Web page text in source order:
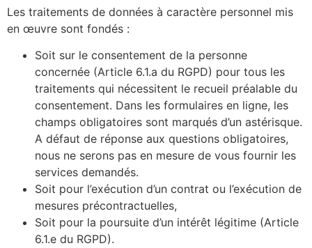
Les traitements de données à caractère personnel mis
en œuvre sont fondés :
Soit sur le consentement de la personne
concernée (Article 6.1.a du RGPD) pour tous les
traitements qui nécessitent le recueil préalable du
consentement. Dans les formulaires en ligne, les
champs obligatoires sont marqués d’un astérisque.
A défaut de réponse aux questions obligatoires,
nous ne serons pas en mesure de vous fournir les
services demandés.
Soit pour l’exécution d’un contrat ou l’exécution de
mesures précontractuelles,
Soit pour la poursuite d’un intérêt légitime (Article
6.1.e du RGPD).